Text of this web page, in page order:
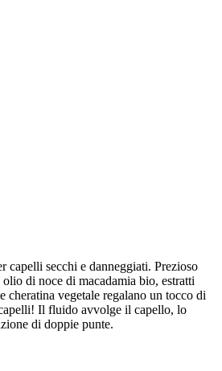
capelli secchi e danneggiati. Prezioso
di noce di macadamia bio, estratti
cheratina vegetale regalano un tocco di
Il fluido avvolge il capello, lo
di doppie punte.